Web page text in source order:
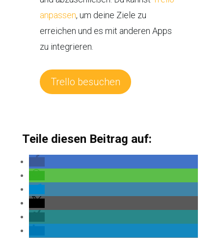
anpassen, um deine Ziele zu
erreichen und es mit anderen Apps
zu integrieren.
Trello besuchen
Teile diesen Beitrag auf: